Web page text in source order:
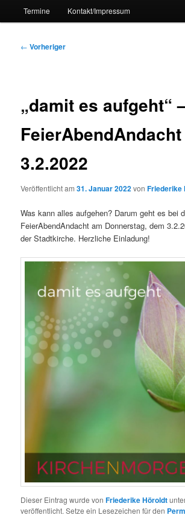
Termine Kontakt/Impressum
Beitragsnavigation
← Vorheriger
„damit es aufgeht“
FeierAbendAndacht
3.2.2022
Veröffentlicht am31. Januar 2022vonFriederike
Was kann alles aufgehen? Darum geht es bei
FeierAbendAndacht am Donnerstag, dem
der Stadtkirche. Herzliche Einladung!
Dieser Eintrag wurde vonFriederike Höroldt
veröffentlicht. Setze ein Lesezeichen für den